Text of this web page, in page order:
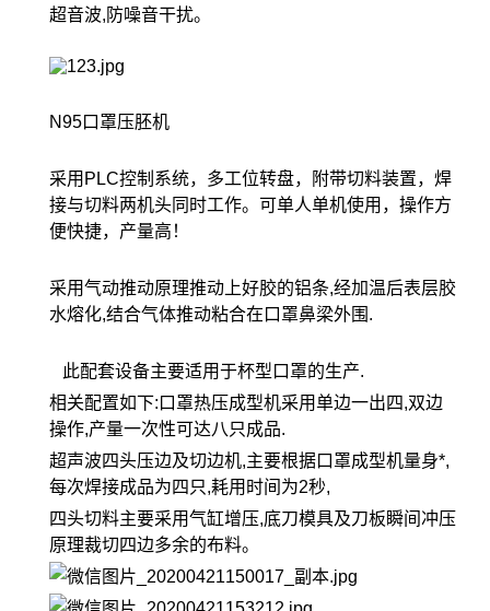
超音波,防噪音干扰。
N95口罩压胚机
采用PLC控制系统，多工位转盘，附带切料装置，焊
接与切料两机头同时工作。可单人单机使用，操作方
便快捷，产量高！
采用气动推动原理推动上好胶的铝条,经加温后表层胶
水熔化,结合气体推动粘合在口罩鼻梁外围.
此配套设备主要适用于杯型口罩的生产.
相关配置如下:口罩热压成型机采用单边一出四,双边
操作,产量一次性可达八只成品.
超声波四头压边及切边机,主要根据口罩成型机量身*,
每次焊接成品为四只,耗用时间为2秒,
四头切料主要采用气缸增压,底刀模具及刀板瞬间冲压
原理裁切四边多余的布料。